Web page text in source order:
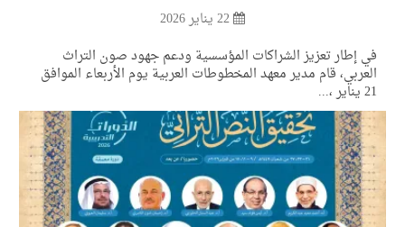
إطار تعزيز الشراكات المؤسسية ودعم جهود صون التراث
قام مدير معهد المخطوطات العربية يوم الأربعاء الموافق